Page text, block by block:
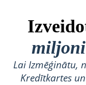
miljoni
Lai Izmēģinātu,
Kredītkartes